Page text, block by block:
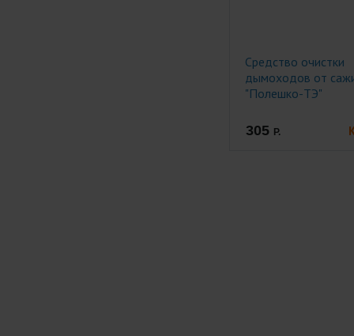
Средство очистки
дымоходов от
"Полешко-ТЭ"
305 Р.